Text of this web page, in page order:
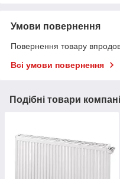
Умови повернення
Повернення товару
Всі умови повернення
Подібні товари